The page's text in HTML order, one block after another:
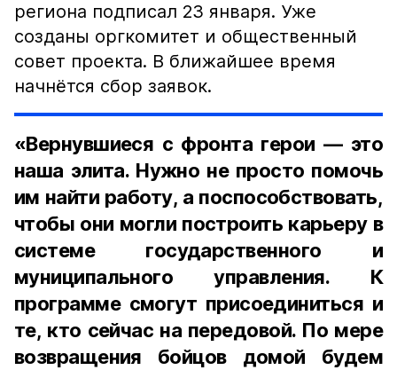
региона подписал 23 января. Уже
созданы оргкомитет и общественный
совет проекта. В ближайшее время
начнётся сбор заявок.
«Вернувшиеся с фронта герои — это
наша элита. Нужно не просто помочь
им найти работу, а поспособствовать,
чтобы они могли построить карьеру в
системе государственного и
муниципального управления. К
программе смогут присоединиться и
те, кто сейчас на передовой. По мере
возвращения бойцов домой будем